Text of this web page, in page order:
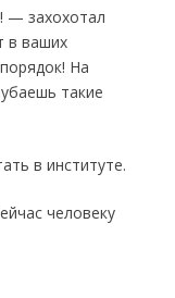
— за­хохотал
в ваших
На
такие
в институте.
человеку